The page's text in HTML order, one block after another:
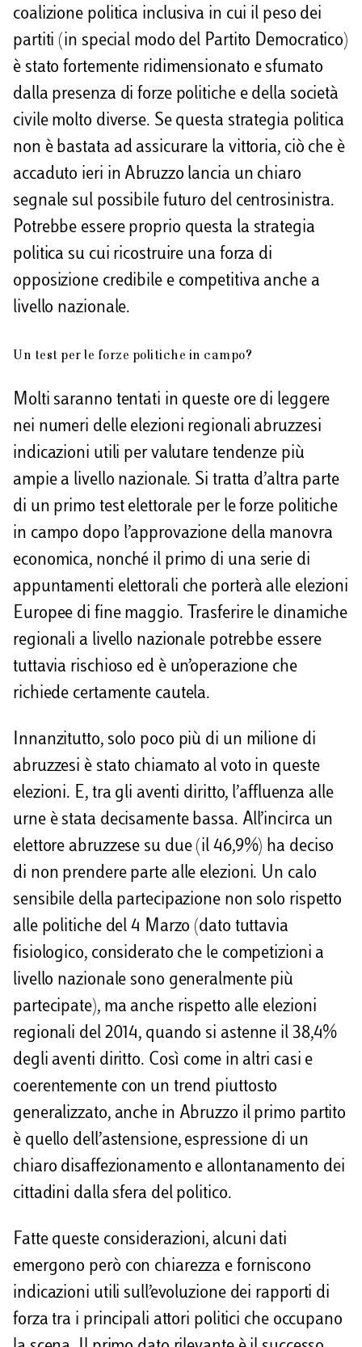
coalizione politica inclusiva in cui il peso dei
partiti (in special modo del Partito Democratico)
è stato fortemente ridimensionato e sfumato
dalla presenza di forze politiche e della società
civile molto diverse. Se questa strategia politica
non è bastata ad assicurare la vittoria, ciò che è
accaduto ieri in Abruzzo lancia un chiaro
segnale sul possibile futuro del centrosinistra.
Potrebbe essere proprio questa la strategia
politica su cui ricostruire una forza di
opposizione credibile e competitiva anche a
livello nazionale.
Un test per le forze politiche in campo?
Molti saranno tentati in queste ore di leggere
nei numeri delle elezioni regionali abruzzesi
indicazioni utili per valutare tendenze più
ampie a livello nazionale. Si tratta d’altra parte
di un primo test elettorale per le forze politiche
in campo dopo l’approvazione della manovra
economica, nonché il primo di una serie di
appuntamenti elettorali che porterà alle elezioni
Europee di fine maggio. Trasferire le dinamiche
regionali a livello nazionale potrebbe essere
tuttavia rischioso ed è un’operazione che
richiede certamente cautela.
Innanzitutto, solo poco più di un milione di
abruzzesi è stato chiamato al voto in queste
elezioni. E, tra gli aventi diritto, l’affluenza alle
urne è stata decisamente bassa. All’incirca un
elettore abruzzese su due (il 46,9%) ha deciso
di non prendere parte alle elezioni. Un calo
sensibile della partecipazione non solo rispetto
alle politiche del 4 Marzo (dato tuttavia
fisiologico, considerato che le competizioni a
livello nazionale sono generalmente più
partecipate), ma anche rispetto alle elezioni
regionali del 2014, quando si astenne il 38,4%
degli aventi diritto. Così come in altri casi e
coerentemente con un trend piuttosto
generalizzato, anche in Abruzzo il primo partito
è quello dell’astensione, espressione di un
chiaro disaffezionamento e allontanamento dei
cittadini dalla sfera del politico.
Fatte queste considerazioni, alcuni dati
emergono però con chiarezza e forniscono
indicazioni utili sull’evoluzione dei rapporti di
forza tra i principali attori politici che occupano